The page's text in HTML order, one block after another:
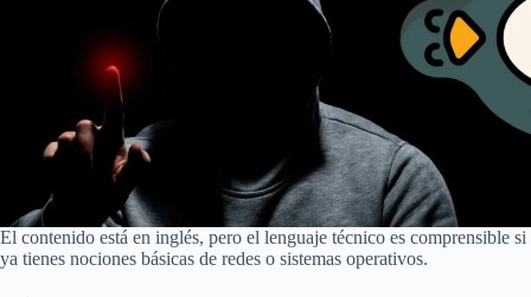
El contenido está en inglés, pero el lenguaje técnico es comprensible si
ya tienes nociones básicas de redes o sistemas operativos.